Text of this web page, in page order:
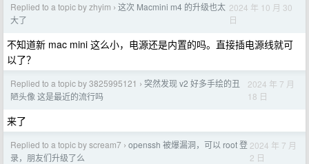
Replied to a topic by zhyim › 这次 Macmini m4 的升级也太
大了
2024 年 10 月 30
日
不知道新 mac mini 这么小，电源还是内置的吗。直接插电源线就可
以了？
Replied to a topic by 3825995121 › 突然发现 v2 好多手绘的丑
陋头像 这是最近的流行吗
2024 年 7 月
18 日
来了
Replied to a topic by scream7 › openssh 被爆漏洞，可以 root 登
录，朋友们升级了么
2024 年 7 月
2 日